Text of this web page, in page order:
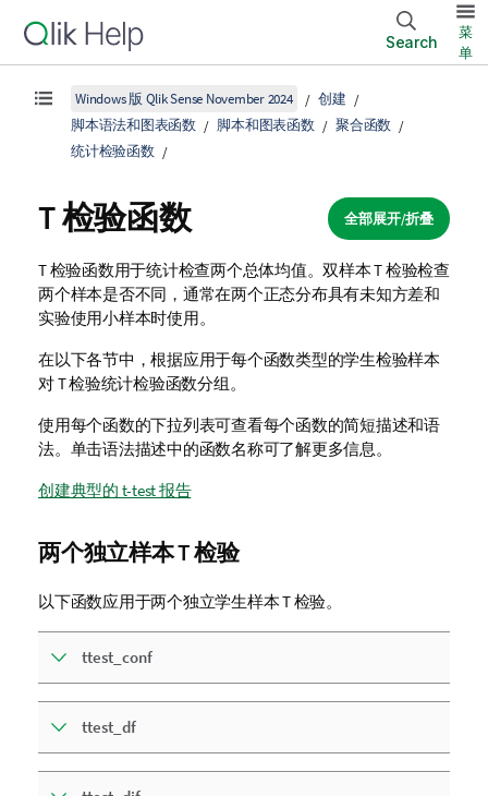
Search
菜
单
Windows 版 Qlik Sense November 2024
创建
脚本语法和图表函数
脚本和图表函数
聚合函数
统计检验函数
全部展开/折叠
T 检验函数
T 检验函数用于统计检查两个总体均值。双样本 T 检验检查
两个样本是否不同，通常在两个正态分布具有未知方差和
实验使用小样本时使用。
在以下各节中，根据应用于每个函数类型的学生检验样本
对 T 检验统计检验函数分组。
使用每个函数的下拉列表可查看每个函数的简短描述和语
法。单击语法描述中的函数名称可了解更多信息。
创建典型的 t-test 报告
两个独立样本 T 检验
以下函数应用于两个独立学生样本 T 检验。
ttest_conf
ttest_df